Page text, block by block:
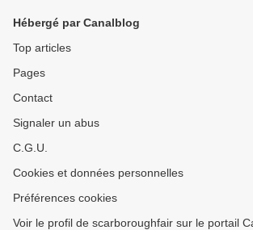
Hébergé par Canalblog
Top articles
Pages
Contact
Signaler un abus
C.G.U.
Cookies et données personnelles
Préférences cookies
Voir le profil de scarboroughfair sur le portail